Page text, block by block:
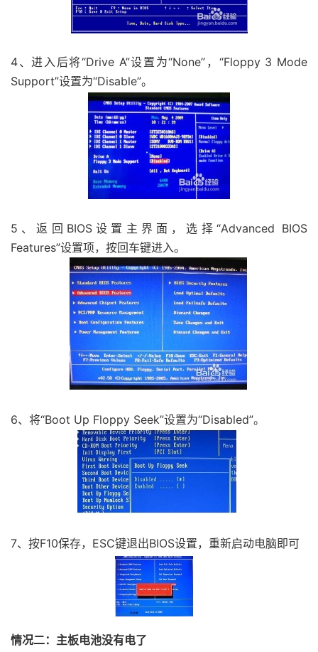
4、进入后将“Drive A”设置为“None”，“Floppy 3 Mode
Support”设置为“Disable”。
5、返回BIOS设置主界面，选择“Advanced BIOS
Features”设置项，按回车键进入。
6、将“Boot Up Floppy Seek”设置为“Disabled”。
7、按F10保存，ESC键退出BIOS设置，重新启动电脑即可
情况二：主板电池没有电了